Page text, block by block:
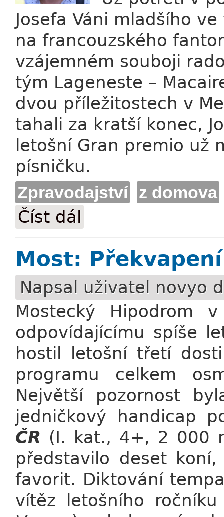
Josefa Váni mladšího
na francouzského
vzájemném souboji
tým Lageneste –
dvou příležitostech v
tahali za kratší konec,
letošní Gran premio už
písničku.
Zpravodajství z domova
Číst dál
Most:
Napsal uživatel novyo
Mostecký Hipodrom
odpovídajícímu spíše
hostil letošní třetí
programu celkem
Největší pozornost
jedničkový handicap
ČR (I. kat., 4+, 2 000
představilo deset
favorit. Diktování
vítěz letošního